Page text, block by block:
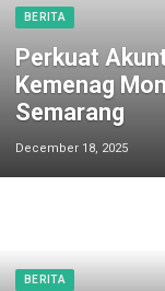
BERITA
Perkuat
Kemenag
Semarang
December 18, 2025
BERITA